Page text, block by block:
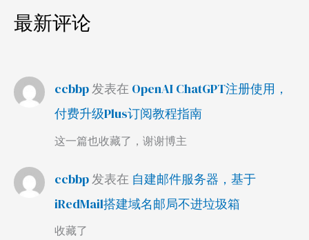
最新评论
ccbbp发表在 OpenAI ChatGPT注册使用，
付费升级Plus订阅教程指南
这一篇也收藏了，谢谢博主
ccbbp发表在 自建邮件服务器，基于
iRedMail搭建域名邮局不进垃圾箱
收藏了